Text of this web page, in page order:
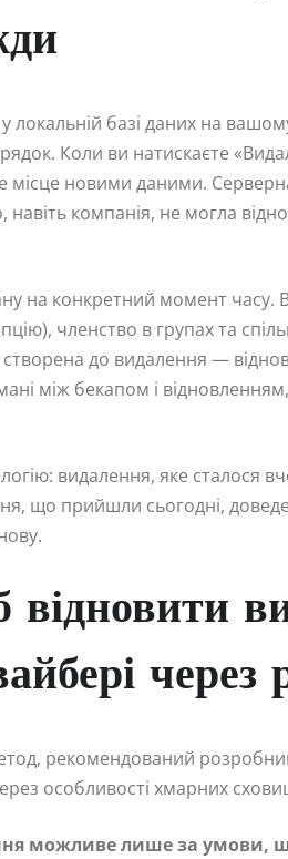
локальній базі даних на
Коли ви натискаєте
місце новими даними.
компанія, не могла
на конкретний момент часу.
членство в групах та
до видалення —
між бекапом і
видалення, яке сталося
що прийшли сьогодні,
відновити
через
рекомендований
особливості хмарних
можливе лише за умови,